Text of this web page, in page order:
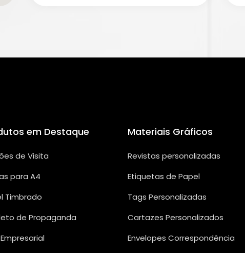
em Destaque
de Visita
para A4
Timbrado
de Propaganda
Materiais Gráficos
Revistas personalizadas
Etiquetas de Papel
Tags Personalizadas
Cartazes Personalizados
Envelopes Correspondência